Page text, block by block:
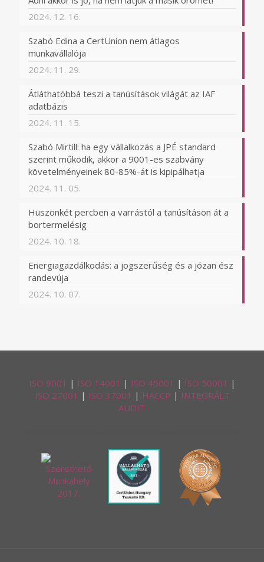
2024. 12. 16.
Szabó Edina a CertUnion nem átlagos
munkavállalója
2024. 11. 29.
Átláthatóbbá teszi a tanúsítások világát az IAF
adatbázis
2024. 11. 15.
Szabó Mirtill: ha egy vállalkozás a JPÉ standard
szerint működik, akkor a 9001-es szabvány
követelményeinek 80-85%-át is kipipálhatja
2024. 11. 05.
Huszonkét percben a varrástól a tanúsításon át a
bortermelésig
2024. 10. 18.
Energiagazdálkodás: a jogszerűség és a józan ész
randevúja
2024. 10. 07.
ISO 9001 | ISO 14001 | ISO 45001 | ISO 50001 |
ISO 27001 | ISO 37001 | HACCP | INTEGRÁLT
AUDIT